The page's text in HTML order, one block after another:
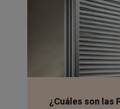
¿Cuáles son las